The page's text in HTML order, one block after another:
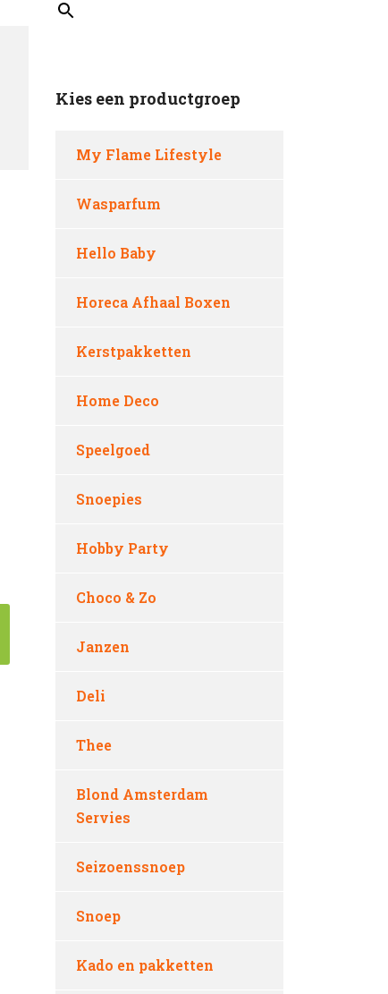
Kies een productgroep
My Flame Lifestyle
Wasparfum
Hello Baby
Horeca Afhaal Boxen
Kerstpakketten
Home Deco
Speelgoed
Snoepies
Hobby Party
Choco & Zo
Janzen
Deli
Thee
Blond Amsterdam
Servies
Seizoenssnoep
Snoep
Kado en pakketten